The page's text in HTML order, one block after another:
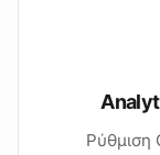
Ρύθμιση